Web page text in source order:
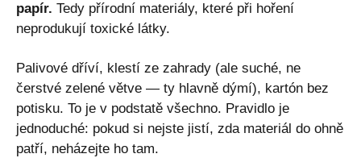
papír. Tedy přírodní materiály, které při hoření
neprodukují toxické látky.
Palivové dříví, klestí ze zahrady (ale suché, ne
čerstvé zelené větve — ty hlavně dýmí), kartón bez
potisku. To je v podstatě všechno. Pravidlo je
jednoduché: pokud si nejste jistí, zda materiál do ohně
patří, neházejte ho tam.